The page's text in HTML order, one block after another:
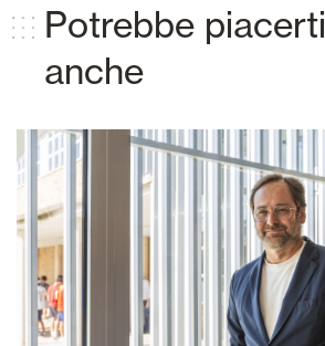
Potrebbe piacerti
anche